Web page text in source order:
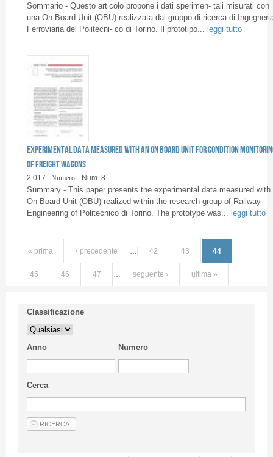
Sommario - Questo articolo propone i dati sperimen- tali misurati con
una On Board Unit (OBU) realizzata dal gruppo di ricerca di
Ferroviaria del Politecni- co di Torino. Il prototipo... leggi tutto
Experimental data measured with an On Board Unit for condition
of freight wagons
2 017 Numero: Num. 8
Summary - This paper presents the experimental data measured with
On Board Unit (OBU) realized within the research group of Railway
Engineering of Politecnico di Torino. The prototype was... leggi tutto
« prima ‹ precedente … 42 43 44
45 46 47 … seguente › ultima »
Classificazione
Anno Numero
Cerca